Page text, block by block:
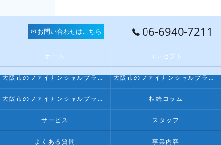
✉ お問い合わせはこちら 06-6940-7211
ホーム コンセプト
大阪市のファイナンシャルプランナー･FPオフィス LPSの口コミ情報 大阪市のファイナンシャルプランナー･FPオフィス LPSの評判
大阪市のファイナンシャルプランナー･FPオフィス LPSのお客様の声 相続コラム
サービス スタッフ
よくある質問 事業内容